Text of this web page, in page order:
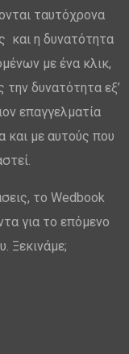
ταυτόχρονα
και η δυνατότητα
με ένα κλικ,
δυνατότητα εξ’
επαγγελματία
και με αυτούς που
το Wedbook
για το επόμενο
Ξεκινάμε;